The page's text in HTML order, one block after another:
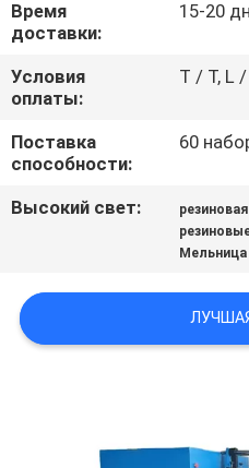
НОВОСТИ
СПРОСИТЕ
ЦИТАТУ
VR
КАРТА
САЙТА
POLICY
Время
доставки:
15-20
Условия
оплаты:
T / T, L
Поставка
способности:
60
Высокий свет:
Мельница